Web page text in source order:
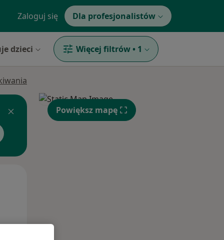
Zaloguj się Dla profesjonalistów
dzieci Więcej filtrów • 1
Powiększ mapę